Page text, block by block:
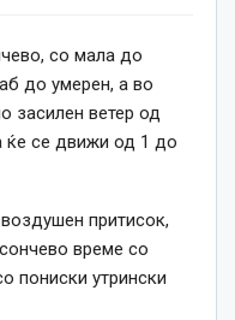
со мала до
до умерен, а во
засилен ветер од
ќе се движи од 1 до
притисок,
време со
пониски утрински